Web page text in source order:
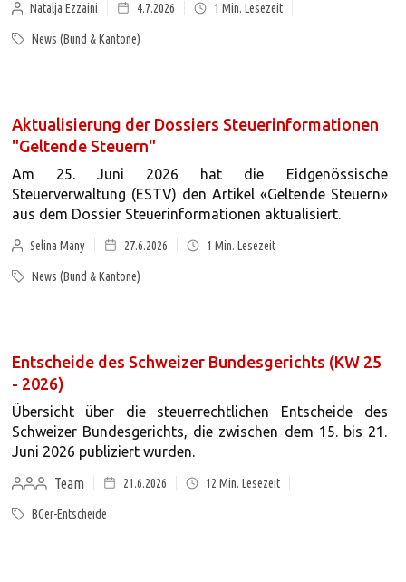
Natalja Ezzaini 4.7.2026 1 Min. Lesezeit
News (Bund & Kantone)
Aktualisierung der Dossiers Steuerinformationen
"Geltende Steuern"
Am 25. Juni 2026 hat die Eidgenössische
Steuerverwaltung (ESTV) den Artikel «Geltende Steuern»
aus dem Dossier Steuerinformationen aktualisiert.
Selina Many 27.6.2026 1 Min. Lesezeit
News (Bund & Kantone)
Entscheide des Schweizer Bundesgerichts (KW 25
- 2026)
Übersicht über die steuerrechtlichen Entscheide des
Schweizer Bundesgerichts, die zwischen dem 15. bis 21.
Juni 2026 publiziert wurden.
Team
21.6.2026 12 Min. Lesezeit
BGer-Entscheide